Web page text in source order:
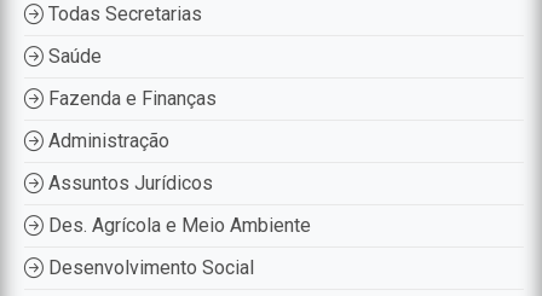
Todas Secretarias
Saúde
Fazenda e Finanças
Administração
Assuntos Jurídicos
Des. Agrícola e Meio Ambiente
Desenvolvimento Social